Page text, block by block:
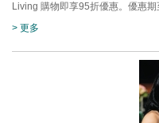
Living 購物即享95折優惠。優惠期
> 更多